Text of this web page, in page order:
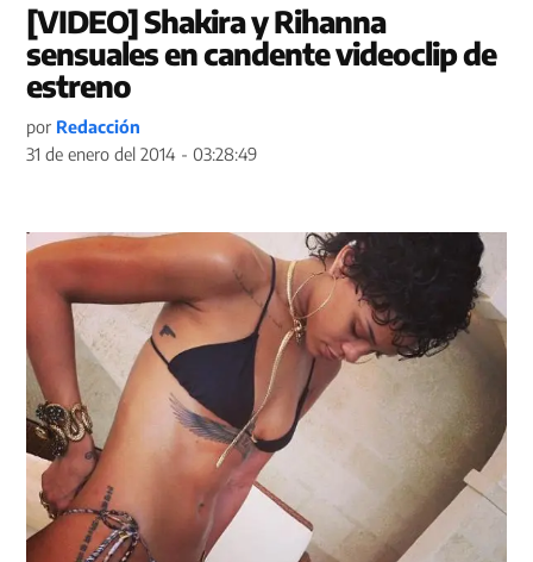
[VIDEO] Shakira y Rihanna
sensuales en candente videoclip de
estreno
por Redacción
31 de enero del 2014 - 03:28:49